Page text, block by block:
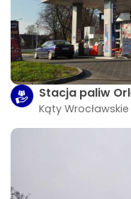
Stacja paliw
Kąty Wrocławskie